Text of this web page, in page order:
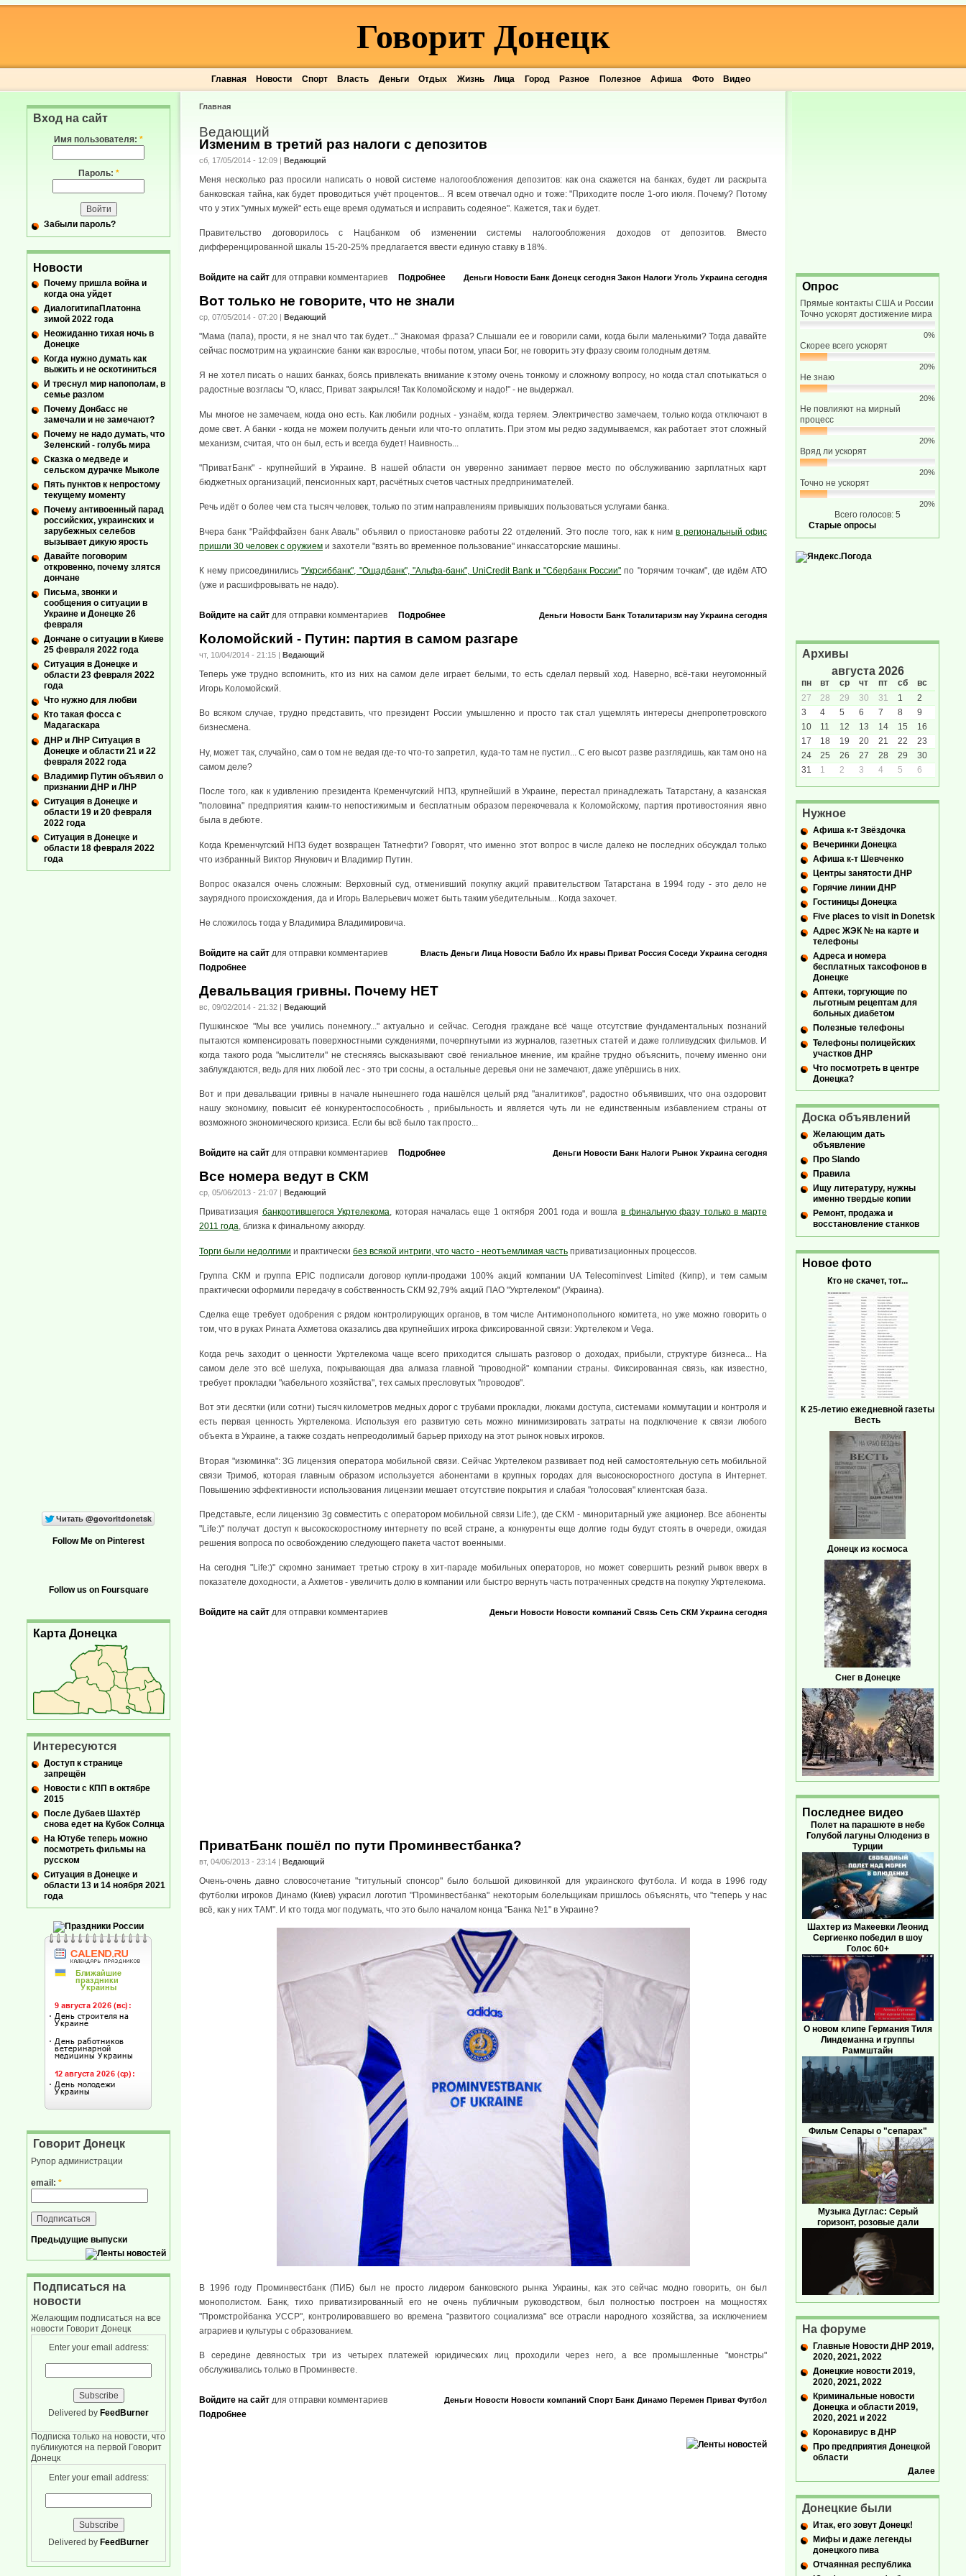
Главная Новости Спорт Власть Деньги Отдых Жизнь Лица Город Разное Полезное Афиша Фото Видео
Говорит Донецк
Главная
Ведающий
Изменим в третий раз налоги с депозитов
сб, 17/05/2014 - 12:09 | Ведающий
Меня несколько раз просили написать о новой системе налогообложения депозитов: как она скажется на банках, будет ли раскрыта
банковская тайна, как будет проводиться учёт процентов... Я всем отвечал одно и тоже: "Приходите после 1-ого июля. Почему? Потому
что у этих "умных мужей" есть еще время одуматься и исправить содеяное". Кажется, так и будет.
Правительство договорилось с Нацбанком об изменении системы налогообложения доходов от депозитов. Вместо
дифференцированной шкалы 15-20-25% предлагается ввести единую ставку в 18%.
Деньги Новости Банк Донецк сегодня Закон Налоги Уголь Украина сегодня
Войдите на сайт для отправки комментариев Подробнее
Вот только не говорите, что не знали
ср, 07/05/2014 - 07:20 | Ведающий
"Мама (папа), прости, я не знал что так будет..." Знакомая фраза? Слышали ее и говорили сами, когда были маленькими? Тогда давайте
сейчас посмотрим на украинские банки как взрослые, чтобы потом, упаси Бог, не говорить эту фразу своим голодным детям.
Я не хотел писать о наших банках, боясь привлекать внимание к этому очень тонкому и сложному вопросу, но когда стал спотыкаться о
радостные возгласы "О, класс, Приват закрылся! Так Коломойскому и надо!" - не выдержал.
Мы многое не замечаем, когда оно есть. Как любили родных - узнаём, когда теряем. Электричество замечаем, только когда отключают в
доме свет. А банки - когда не можем получить деньги или что-то оплатить. При этом мы редко задумываемся, как работает этот сложный
механизм, считая, что он был, есть и всегда будет! Наивность...
"ПриватБанк" - крупнейший в Украине. В нашей области он уверенно занимает первое место по обслуживанию зарплатных карт
бюджетных организаций, пенсионных карт, расчётных счетов частных предпринимателей.
Речь идёт о более чем ста тысяч человек, только по этим направлениям привыкших пользоваться услугами банка.
Вчера банк "Райффайзен банк Аваль" объявил о приостановке работы 22 отделений. Это после того, как к нимв региональный офис
пришли 30 человек с оружием и захотели "взять во временное пользование" инкассаторские машины.
К нему присоединились"Укрсиббанк", "Ощадбанк", "Альфа-банк", UniCredit Bank и "Сбербанк России" по "горячим точкам", где идём АТО
(уже и расшифровывать не надо).
Деньги Новости Банк Тоталитаризм нау Украина сегодня
Войдите на сайт для отправки комментариев Подробнее
Коломойский - Путин: партия в самом разгаре
чт, 10/04/2014 - 21:15 | Ведающий
Теперь уже трудно вспомнить, кто из них на самом деле играет белыми, то есть сделал первый ход. Наверно, всё-таки неугомонный
Игорь Коломойский.
Во всяком случае, трудно представить, что президент России умышленно и просто так стал ущемлять интересы днепропетровского
бизнесмена.
Ну, может так, случайно, сам о том не ведая где-то что-то запретил, куда-то там не пустил... С его высот разве разглядишь, как там оно на
самом деле?
После того, как к удивлению президента Кременчугский НПЗ, крупнейший в Украине, перестал принадлежать Татарстану, а казанская
"половина" предприятия каким-то непостижимым и бесплатным образом перекочевала к Коломойскому, партия противостояния явно
была в дебюте.
Когда Кременчугский НПЗ будет возвращен Татнефти? Говорят, что именно этот вопрос в числе далеко не последних обсуждал только
что избранный Виктор Янукович и Владимир Путин.
Вопрос оказался очень сложным: Верховный суд, отменивший покупку акций правительством Татарстана в 1994 году - это дело не
заурядного происхождения, да и Игорь Валерьевич может быть таким убедительным... Когда захочет.
Не сложилось тогда у Владимира Владимировича.
Власть Деньги Лица Новости Бабло Их нравы Приват Россия Соседи Украина сегодня
Войдите на сайт для отправки комментариев
Подробнее
Девальвация гривны. Почему НЕТ
вс, 09/02/2014 - 21:32 | Ведающий
Пушкинское "Мы все учились понемногу..." актуально и сейчас. Сегодня граждане всё чаще отсутствие фундаментальных познаний
пытаются компенсировать поверхностными суждениями, почерпнутыми из журналов, газетных статей и даже голливудских фильмов. И
когда такого рода "мыслители" не стесняясь высказывают своё гениальное мнение, им крайне трудно объяснить, почему именно они
заблуждаются, ведь для них любой лес - это три сосны, а остальные деревья они не замечают, даже упёршись в них.
Вот и при девальвации гривны в начале нынешнего года нашёлся целый ряд "аналитиков", радостно объявивших, что она оздоровит
нашу экономику, повысит её конкурентоспособность , прибыльность и является чуть ли не единственным избавлением страны от
возможного экономического кризиса. Если бы всё было так просто...
Деньги Новости Банк Налоги Рынок Украина сегодня
Войдите на сайт для отправки комментариев Подробнее
Все номера ведут в СКМ
ср, 05/06/2013 - 21:07 | Ведающий
Приватизация банкротившегося Укртелекома, которая началась еще 1 октября 2001 года и вошлав финальную фазу только в марте
2011 года, близка к финальному аккорду.
Торги были недолгими и практически без всякой интриги, что часто - неотъемлимая часть приватизационных процессов.
Группа СКМ и группа EPIC подписали договор купли-продажи 100% акций компании UA Тelecominvest Limited (Кипр), и тем самым
практически оформили передачу в собственность СКМ 92,79% акций ПАО "Укртелеком" (Украина).
Сделка еще требует одобрения с рядом контролирующих органов, в том числе Антимонопольного комитета, но уже можно говорить о
том, что в руках Рината Ахметова оказались два крупнейших игрока фиксированной связи: Укртелеком и Vega.
Когда речь заходит о ценности Укртелекома чаще всего приходится слышать разговор о доходах, прибыли, структуре бизнеса... На
самом деле это всё шелуха, покрывающая два алмаза главной "проводной" компании страны. Фиксированная связь, как известно,
требует прокладки "кабельного хозяйства", тех самых пресловутых "проводов".
Вот эти десятки (или сотни) тысяч километров медных дорог с трубами прокладки, люками доступа, системами коммутации и контроля и
есть первая ценность Укртелекома. Используя его развитую сеть можно минимизировать затраты на подключение к связи любого
объекта в Украине, а также создать непреодолимый барьер приходу на этот рынок новых игроков.
Вторая "изюминка": 3G лицензия оператора мобильной связи. Сейчас Укртелеком развивает под ней самостоятельную сеть мобильной
связи Тримоб, которая главным образом используется абонентами в крупных городах для высокоскоростного доступа в Интернет.
Повышению эффективности использования лицензии мешает отсутствие покрытия и слабая "голосовая" клиентская база.
Представьте, если лицензию 3g совместить с оператором мобильной связи Life:), где СКМ - миноритарный уже акционер. Все абоненты
"Life:)" получат доступ к высокоскоростному интернету по всей стране, а конкуренты еще долгие годы будут стоять в очереди, ожидая
решения вопроса по освобождению следующего пакета частот военными.
На сегодня "Life:)" скромно занимает третью строку в хит-параде мобильных операторов, но может совершить резкий рывок вверх в
показателе доходности, а Ахметов - увеличить долю в компании или быстро вернуть часть потраченных средств на покупку Укртелекома.
Деньги Новости Новости компаний Связь Сеть СКМ Украина сегодня
Войдите на сайт для отправки комментариев
ПриватБанк пошёл по пути Проминвестбанка?
вт, 04/06/2013 - 23:14 | Ведающий
Очень-очень давно словосочетание "титульный спонсор" было большой диковинкой для украинского футбола. И когда в 1996 году
футболки игроков Динамо (Киев) украсил логотип "Проминвестбанка" некоторым болельщикам пришлось объяснять, что "теперь у нас
всё, как у них ТАМ". И кто тогда мог подумать, что это было началом конца "Банка №1" в Украине?
В 1996 году Проминвестбанк (ПИБ) был не просто лидером банковского рынка Украины, как это сейчас модно говорить, он был
монополистом. Банк, тихо приватизированный его не очень публичным руководством, был полностью построен на мощностях
"Промстройбанка УССР", контролировавшего во времена "развитого социализма" все отрасли народного хозяйства, за исключением
аграриев и культуры с образованием.
В середине девяностых три из четырех платежей юридических лиц проходили через него, а все промышленные "монстры"
обслуживались только в Проминвесте.
Деньги Новости Новости компаний Спорт Банк Динамо Перемен Приват Футбол
Войдите на сайт для отправки комментариев
Подробнее
Вход на сайт
Имя пользователя: *
Пароль: *
Забыли пароль?
Новости
Почему пришла война и
когда она уйдет
ДиалогитипаПлатонна
зимой 2022 года
Неожиданно тихая ночь в
Донецке
Когда нужно думать как
выжить и не оскотиниться
И треснул мир напополам, в
семье разлом
Почему Донбасс не
замечали и не замечают?
Почему не надо думать, что
Зеленский - голубь мира
Сказка о медведе и
сельском дурачке Мыколе
Пять пунктов к непростому
текущему моменту
Почему антивоенный парад
российских, украинских и
зарубежных селебов
вызывает дикую ярость
Давайте поговорим
откровенно, почему злятся
дончане
Письма, звонки и
сообщения о ситуации в
Украине и Донецке 26
февраля
Дончане о ситуации в Киеве
25 февраля 2022 года
Ситуация в Донецке и
области 23 февраля 2022
года
Что нужно для любви
Кто такая фосса с
Мадагаскара
ДНР и ЛНР Ситуация в
Донецке и области 21 и 22
февраля 2022 года
Владимир Путин объявил о
признании ДНР и ЛНР
Ситуация в Донецке и
области 19 и 20 февраля
2022 года
Ситуация в Донецке и
области 18 февраля 2022
года
Follow Me on Pinterest
Follow us on Foursquare
Карта Донецка
Интересуются
Доступ к странице
запрещён
Новости с КПП в октябре
2015
После Дубаев Шахтёр
снова едет на Кубок Солнца
На Ютубе теперь можно
посмотреть фильмы на
русском
Ситуация в Донецке и
области 13 и 14 ноября 2021
года
Говорит Донецк
Рупор администрации
email: *
Предыдущие выпуски
Подписаться на
новости
Желающим подписаться на все
новости Говорит Донецк
Enter your email address:
Delivered by FeedBurner
Подписка только на новости, что
публикуются на первой Говорит
Донецк
Enter your email address:
Delivered by FeedBurner
Опрос
Прямые контакты США и России
Точно ускорят достижение мира
0%
Скорее всего ускорят
20%
Не знаю
20%
Не повлияют на мирный
процесс
20%
Вряд ли ускорят
20%
Точно не ускорят
20%
Всего голосов: 5
Старые опросы
Архивы
августа 2026
пн вт ср чт пт сб
вс
27
28 29 30 31 1
2
3
4 5 6 7 8
9
10
11 12 13 14 15
16
17
18 19 20 21 22
23
24
25 26 27 28 29
30
31
1 2 3 4 5 6
Нужное
Афиша к-т Звёздочка
Вечеринки Донецка
Афиша к-т Шевченко
Центры занятости ДНР
Горячие линии ДНР
Гостиницы Донецка
Five places to visit in Donetsk
Адрес ЖЭК № на карте и
телефоны
Адреса и номера
бесплатных таксофонов в
Донецке
Аптеки, торгующие по
льготным рецептам для
больных диабетом
Полезные телефоны
Телефоны полицейских
участков ДНР
Что посмотреть в центре
Донецка?
Доска объявлений
Желающим дать
объявление
Про Slando
Правила
Ищу литературу, нужны
именно твердые копии
Ремонт, продажа и
восстановление станков
Новое фото
Кто не скачет, тот...
К 25-летию ежедневной газеты
Весть
Донецк из космоса
Снег в Донецке
Последнее видео
Полет на парашюте в небе
Голубой лагуны Олюдениз в
Турции
Шахтер из Макеевки Леонид
Сергиенко победил в шоу
Голос 60+
О новом клипе Германия Тиля
Линдеманна и группы
Раммштайн
Фильм Сепары о "сепарах"
Музыка Дуглас: Серый
горизонт, розовые дали
На форуме
Главные Новости ДНР 2019,
2020, 2021, 2022
Донецкие новости 2019,
2020, 2021, 2022
Криминальные новости
Донецка и области 2019,
2020, 2021 и 2022
Коронавирус в ДНР
Про предприятия Донецкой
области
Далее
Донецкие были
Итак, его зовут Донецк!
Мифы и даже легенды
донецкого пива
Отчаянная республика